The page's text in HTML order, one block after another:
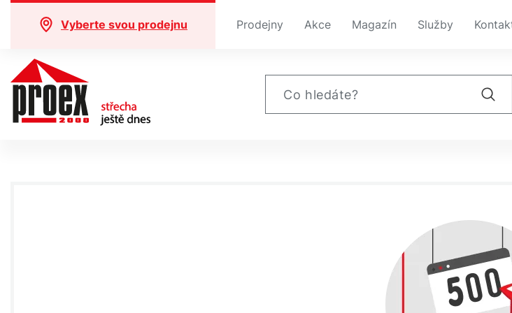
Vyberte svou prodejnu Prodejny Akce Magazín Služby